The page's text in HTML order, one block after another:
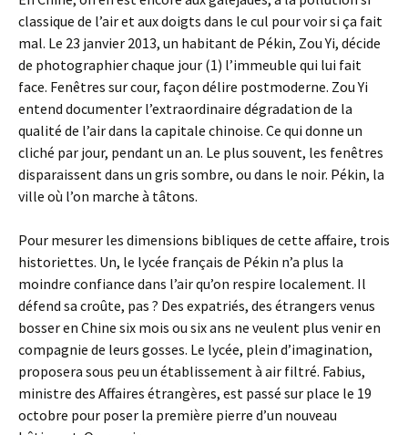
classique de l’air et aux doigts dans le cul pour voir si ça fait
mal. Le 23 janvier 2013, un habitant de Pékin, Zou Yi, décide
de photographier chaque jour (1) l’immeuble qui lui fait
face. Fenêtres sur cour, façon délire postmoderne. Zou Yi
entend documenter l’extraordinaire dégradation de la
qualité de l’air dans la capitale chinoise. Ce qui donne un
cliché par jour, pendant un an. Le plus souvent, les fenêtres
disparaissent dans un gris sombre, ou dans le noir. Pékin, la
ville où l’on marche à tâtons.
Pour mesurer les dimensions bibliques de cette affaire, trois
historiettes. Un, le lycée français de Pékin n’a plus la
moindre confiance dans l’air qu’on respire localement. Il
défend sa croûte, pas ? Des expatriés, des étrangers venus
bosser en Chine six mois ou six ans ne veulent plus venir en
compagnie de leurs gosses. Le lycée, plein d’imagination,
proposera sous peu un établissement à air filtré. Fabius,
ministre des Affaires étrangères, est passé sur place le 19
octobre pour poser la première pierre d’un nouveau